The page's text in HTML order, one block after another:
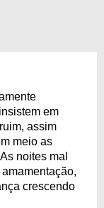
em
assim
meio as
noites mal
crescendo